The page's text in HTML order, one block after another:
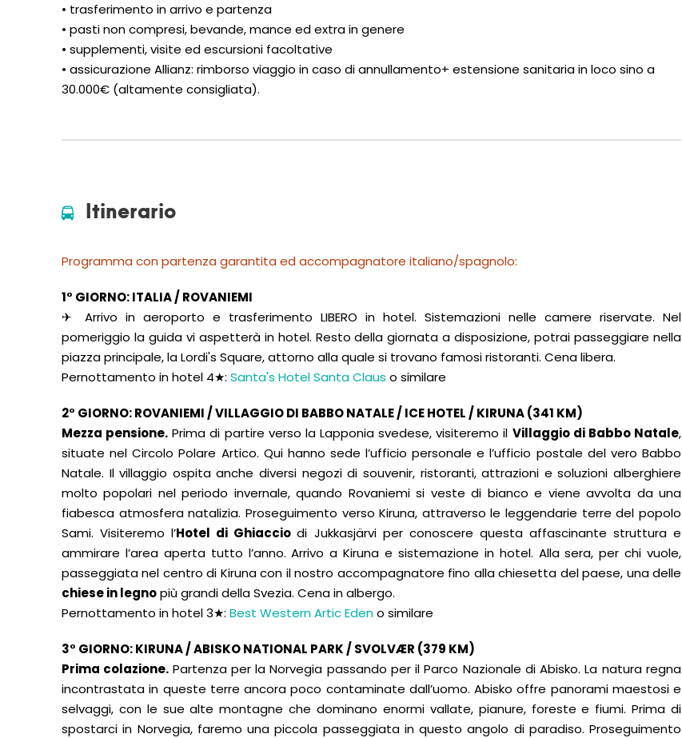
• trasferimento in arrivo e partenza
• pasti non compresi, bevande, mance ed extra in genere
• supplementi, visite ed escursioni facoltative
• assicurazione Allianz: rimborso viaggio in caso di annullamento+ estensione sanitaria in loco sino a
30.000€ (altamente consigliata).
Itinerario
Programma con partenza garantita ed accompagnatore italiano/spagnolo:
1° GIORNO: ITALIA / ROVANIEMI
✈ Arrivo in aeroporto e trasferimento LIBERO in hotel. Sistemazioni nelle camere riservate. Nel
pomeriggio la guida vi aspetterà in hotel. Resto della giornata a disposizione, potrai passeggiare nella
piazza principale, la Lordi's Square, attorno alla quale si trovano famosi ristoranti. Cena libera.
Pernottamento in hotel 4★: Santa's Hotel Santa Claus o similare
2° GIORNO: ROVANIEMI / VILLAGGIO DI BABBO NATALE / ICE HOTEL / KIRUNA (341 KM)
Mezza pensione. Prima di partire verso la Lapponia svedese, visiteremo il Villaggio di Babbo Natale,
situate nel Circolo Polare Artico. Qui hanno sede l’ufficio personale e l’ufficio postale del vero Babbo
Natale. Il villaggio ospita anche diversi negozi di souvenir, ristoranti, attrazioni e soluzioni alberghiere
molto popolari nel periodo invernale, quando Rovaniemi si veste di bianco e viene avvolta da una
fiabesca atmosfera natalizia. Proseguimento verso Kiruna, attraverso le leggendarie terre del popolo
Sami. Visiteremo l’Hotel di Ghiacciodi Jukkasjärvi per conoscere questa affascinante struttura e
ammirare l’area aperta tutto l’anno. Arrivo a Kiruna e sistemazione in hotel. Alla sera, per chi vuole,
passeggiata nel centro di Kiruna con il nostro accompagnatore fino alla chiesetta del paese, una delle
chiese in legnopiù grandi della Svezia. Cena in albergo.
Pernottamento in hotel 3★: Best Western Artic Edeno similare
3° GIORNO: KIRUNA / ABISKO NATIONAL PARK / SVOLVÆR (379 KM)
Prima colazione. Partenza per la Norvegia passando per il Parco Nazionale di Abisko. La natura regna
incontrastata in queste terre ancora poco contaminate dall’uomo. Abisko offre panorami maestosi e
selvaggi, con le sue alte montagne che dominano enormi vallate, pianure, foreste e fiumi. Prima di
spostarci in Norvegia, faremo una piccola passeggiata in questo angolo di paradiso. Proseguimento